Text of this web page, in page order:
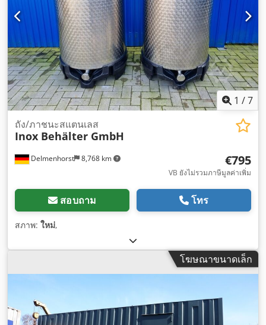
1 /7
Delmenhorst 8,768 km
ถัง/ภาชนะสแตนเลส
Inox Behälter GmbH
€795
VB ยังไม่รวมภาษีมูลค่าเพิ่ม
สอบถาม โทร
สภาพ: ใหม่,
โฆษณาขนาดเล็ก